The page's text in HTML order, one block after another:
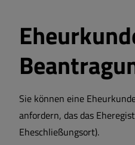
Sie können eine
anfordern, das das
Eheschließungsort).